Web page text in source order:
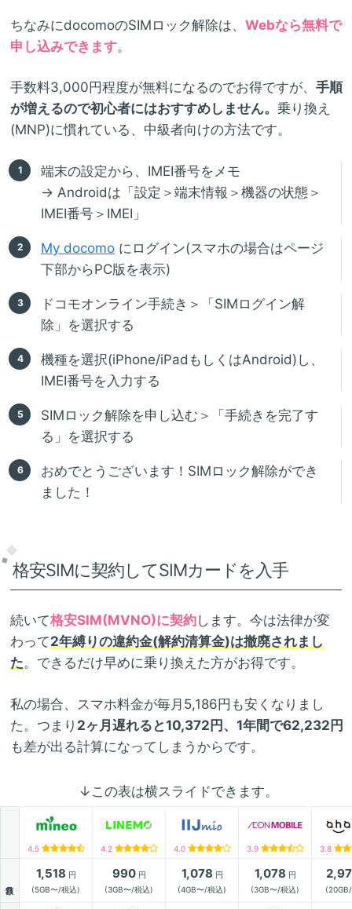
ちなみにdocomoのSIMロック解除は、 Webなら無料で
申し込みできます。
手数料3,000円程度が無料になるのでお得ですが、 手順
が増えるので初心者にはおすすめしません。 乗り換え
(MNP)に慣れている、中級者向けの方法です。
端末の設定から、IMEI番号をメモ
→ Androidは「設定＞端末情報＞機器の状態＞
IMEI番号＞IMEI」
My docomo にログイン(スマホの場合はページ
下部からPC版を表示)
ドコモオンライン手続き＞「SIMログイン解
除」を選択する
機種を選択(iPhone/iPadもしくはAndroid)し、
IMEI番号を入力する
SIMロック解除を申し込む＞「手続きを完了す
る」を選択する
おめでとうございます！SIMロック解除ができ
ました！
格安SIMに契約してSIMカードを入手
続いて格安SIM(MVNO)に契約します。今は法律が変
わって2年縛りの違約金(解約清算金)は撤廃されまし
た。できるだけ早めに乗り換えた方がお得です。
私の場合、スマホ料金が毎月5,186円も安くなりまし
た。つまり 2ヶ月遅れると10,372円、1年間で62,232円
も差が出る計算になってしまうからです。
↓この表は横スライドできます。
4.5 4.2 4.0 3.9 3.8
1,518 円
(5GB〜/税込)
990円
(3GB〜/税込)
1,078 円
(4GB〜/税込)
1,078 円
(3GB〜/税込)